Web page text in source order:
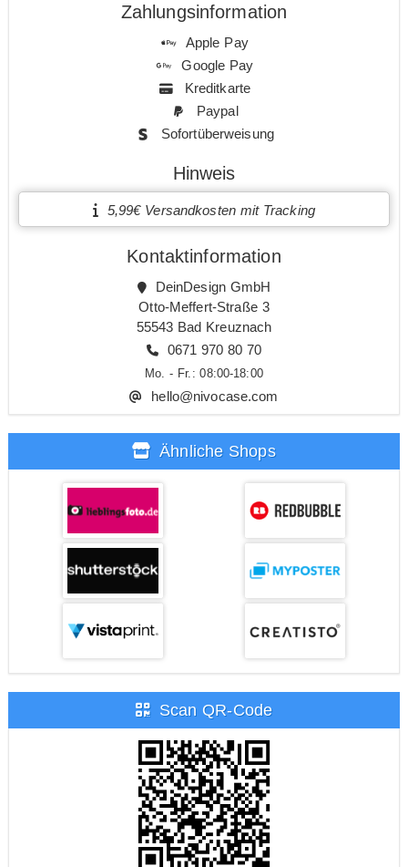
Zahlungsinformation
Apple Pay
Google Pay
Kreditkarte
Paypal
Sofortüberweisung
Hinweis
5,99€ Versandkosten mit Tracking
Kontaktinformation
DeinDesign GmbH
Otto-Meffert-Straße 3
55543 Bad Kreuznach
0671 970 80 70
Mo. - Fr.: 08:00-18:00
hello@nivocase.com
Ähnliche Shops
Scan QR-Code